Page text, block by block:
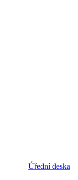
Úřední deska